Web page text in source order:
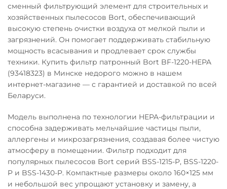
сменный фильтрующий элемент для строительных и
хозяйственных пылесосов Bort, обеспечивающий
высокую степень очистки воздуха от мелкой пыли и
загрязнений. Он помогает поддерживать стабильную
мощность всасывания и продлевает срок службы
техники. Купить фильтр патронный Bort BF-1220-HEPA
(93418323) в Минске недорого можно в нашем
интернет-магазине — с гарантией и доставкой по всей
Беларуси.
Модель выполнена по технологии HEPA-фильтрации и
способна задерживать мельчайшие частицы пыли,
аллергены и микрозагрязнения, создавая более чистую
атмосферу в помещении. Фильтр подходит для
популярных пылесосов Bort серий BSS-1215-P, BSS-1220-
P и BSS-1430-P. Компактные размеры около 160×125 мм
и небольшой вес упрощают установку и замену, а